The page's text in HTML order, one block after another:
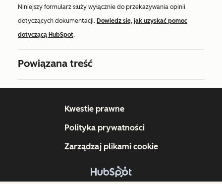
Niniejszy formularz służy wyłącznie do przekazywania opinii
dotyczących dokumentacji. Dowiedz się, jak uzyskać pomoc
dotyczącą HubSpot.
Powiązana treść
Kwestie prawne
Polityka prywatności
Zarządzaj plikami cookie